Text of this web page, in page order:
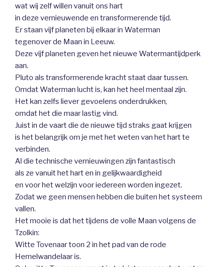
wat wij zelf willen vanuit ons hart
in deze vernieuwende en transformerende tijd.
Er staan vijf planeten bij elkaar in Waterman
tegenover de Maan in Leeuw.
Deze vijf planeten geven het nieuwe Watermantijdperk
aan.
Pluto als transformerende kracht staat daar tussen.
Omdat Waterman lucht is, kan het heel mentaal zijn.
Het kan zelfs liever gevoelens onderdrukken,
omdat het die maar lastig vind.
Juist in de vaart die de nieuwe tijd straks gaat krijgen
is het belangrijk om je met het weten van het hart te
verbinden.
Al die technische vernieuwingen zijn fantastisch
als ze vanuit het hart en in gelijkwaardigheid
en voor het welzijn voor iedereen worden ingezet.
Zodat we geen mensen hebben die buiten het systeem
vallen.
Het mooie is dat het tijdens de volle Maan volgens de
Tzolkin:
Witte Tovenaar toon 2 in het pad van de rode
Hemelwandelaar is.